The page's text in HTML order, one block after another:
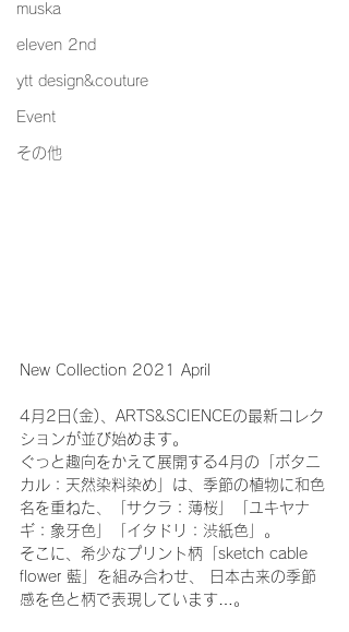
muska
eleven 2nd
ytt design&couture
Event
その他
New Collection 2021 April
4月2日(金)、ARTS&SCIENCEの最新コレク
ションが並び始めます。
ぐっと趣向をかえて展開する4月の「ボタニ
カル：天然染料染め」は、季節の植物に和色
名を重ねた、「サクラ：薄桜」「ユキヤナ
ギ：象牙色」「イタドリ：渋紙色」。
そこに、希少なプリント柄「sketch cable
flower 藍」を組み合わせ、 日本古来の季節
感を色と柄で表現しています…。